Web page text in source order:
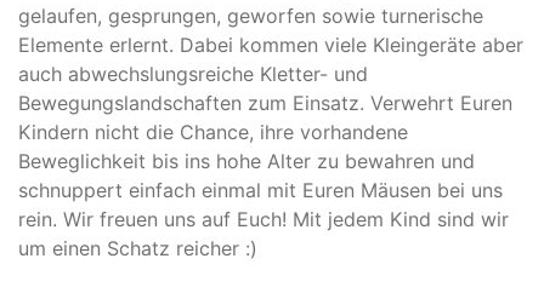
gelaufen, gesprungen, geworfen sowie turnerische
Elemente erlernt. Dabei kommen viele Kleingeräte aber
auch abwechslungsreiche Kletter- und
Bewegungslandschaften zum Einsatz. Verwehrt Euren
Kindern nicht die Chance, ihre vorhandene
Beweglichkeit bis ins hohe Alter zu bewahren und
schnuppert einfach einmal mit Euren Mäusen bei uns
rein. Wir freuen uns auf Euch! Mit jedem Kind sind wir
um einen Schatz reicher :)